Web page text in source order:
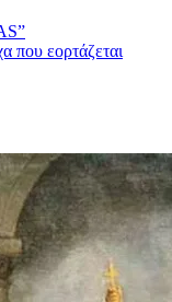
που εορτάζεται